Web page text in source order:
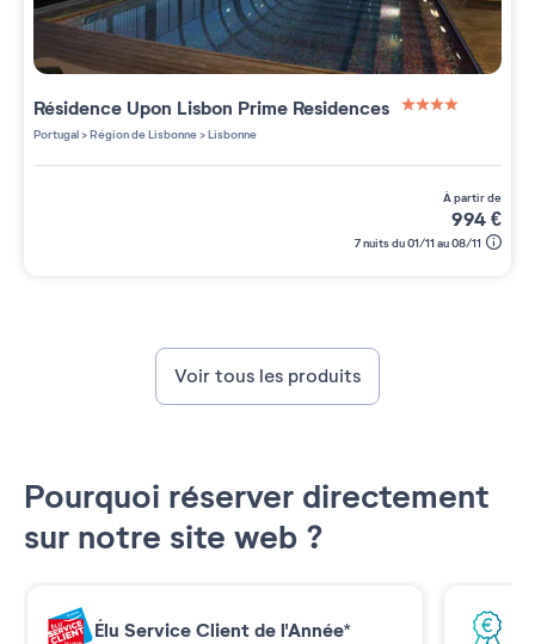
Résidence Upon Lisbon Prime Residences
Portugal>Région de Lisbonne>Lisbonne
à partir de
994€
7 nuits du 01/11 au 08/11
Voir tous les produits
Pourquoi réserver directement
sur notre site web ?
Élu Service Client de l'Année*